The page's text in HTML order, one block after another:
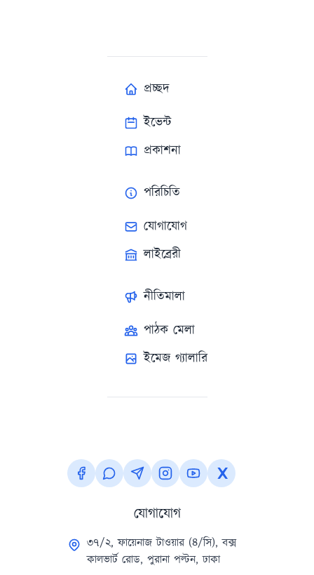
প্রচ্ছদ
ইভেন্ট
প্রকাশনা
পরিচিতি
যোগাযোগ
লাইব্রেরী
নীতিমালা
পাঠক মেলা
ইমেজ গ্যালারি
যোগাযোগ
৩৭/২, ফায়েনাজ টাওয়ার (৪/সি), বক্স
কালভার্ট রোড, পুরানা পল্টন, ঢাকা